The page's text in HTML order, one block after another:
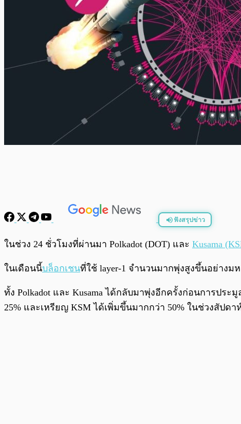
ฟังสรุปข่าว
พร้อมเล่น
ในช่วง 24 ชั่วโมงที่ผ่านมา Polkadot (DOT) และ Kusama
ในเดือนนี้บล็อกเชนที่ใช้ layer-1 จำนวนมากพุ่งสูงขึ้นอย่างม
ทั้ง Polkadot และ Kusama ได้กลับมาพุ่งอีกครั้งก่อนการปร
25% และเหรียญ KSM ได้เพิ่มขึ้นมากกว่า 50% ในช่วงสัปด